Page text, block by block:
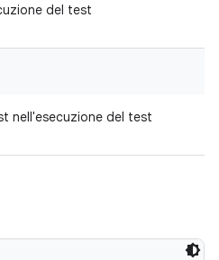
del test
nell'esecuzione del test